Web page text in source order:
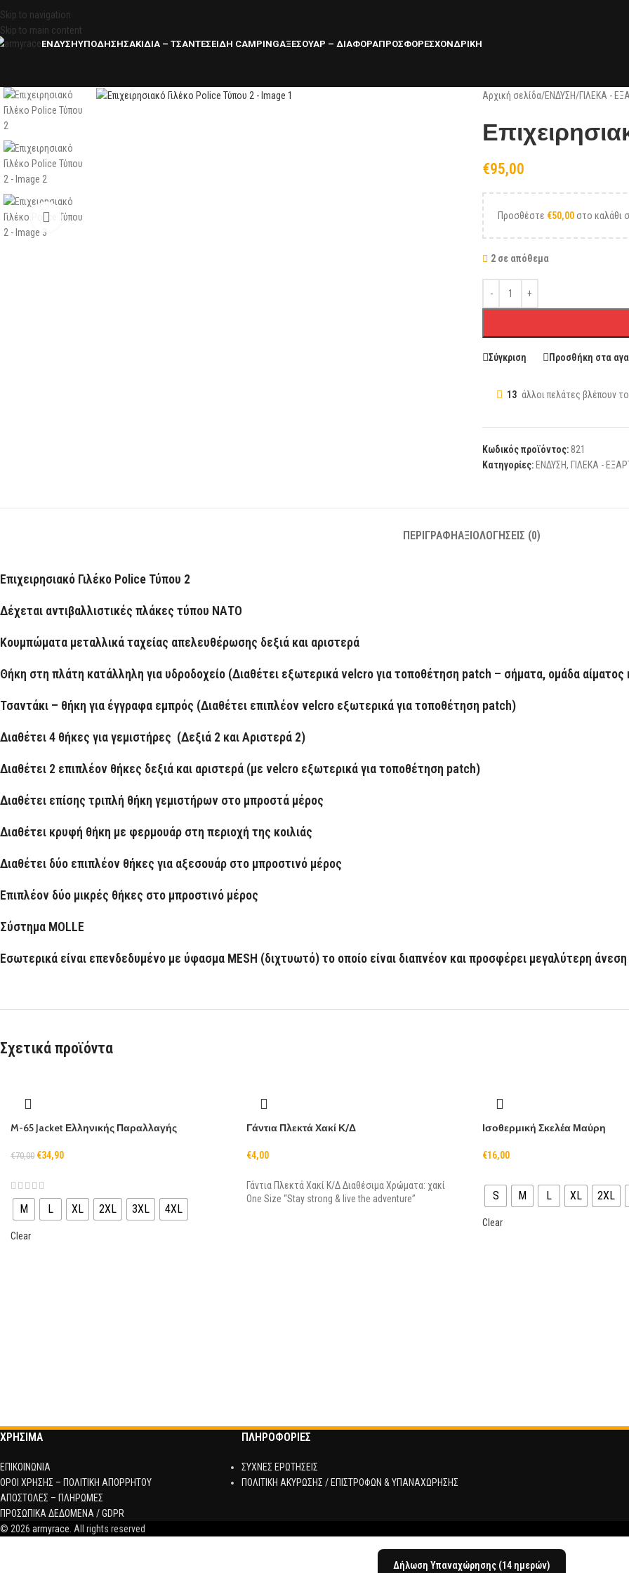
Skip to navigation
Skip to main content
ΕΝΔΥΣΗΥΠΟΔΗΣΗΣΑΚΙΔΙΑ – ΤΣΑΝΤΕΣΕΙΔΗ CAMPINGΑΞΕΣΟΥΑΡ – ΔΙΑΦΟΡΑΠΡΟΣΦΟΡΕΣΧΟΝΔΡΙΚΗ
Αρχική σελίδα/ΕΝΔΥΣΗ/ΓΙΛΕΚΑ -
€95,00
Προσθέστε €50,00 στο καλάθι
2 σε απόθεμα
Σύγκριση Προσθήκη στα
13 άλλοι πελάτες βλέπουν
Κωδικός προϊόντος: 821
Κατηγορίες: ΕΝΔΥΣΗ, ΓΙΛΕΚΑ -
ΠΕΡΙΓΡΑΦΉΑΞΙΟΛΟΓΉΣΕΙΣ (0)
Επιχειρησιακό Γιλέκο Police Τύπου 2
Δέχεται αντιβαλλιστικές πλάκες τύπου ΝΑΤΟ
Κουμπώματα μεταλλικά ταχείας απελευθέρωσης δεξιά και αριστερά
Θήκη στη πλάτη κατάλληλη για υδροδοχείο (Διαθέτει εξωτερικά velcro για τοποθέτηση patch – σήματα, ομάδα
Τσαντάκι – θήκη για έγγραφα εμπρός (Διαθέτει επιπλέον velcro εξωτερικά για τοποθέτηση patch)
Διαθέτει 4 θήκες για γεμιστήρες (Δεξιά 2 και Αριστερά 2)
Διαθέτει 2 επιπλέον θήκες δεξιά και αριστερά (με velcro εξωτερικά για τοποθέτηση patch)
Διαθέτει επίσης τριπλή θήκη γεμιστήρων στο μπροστά μέρος
Διαθέτει κρυφή θήκη με φερμουάρ στη περιοχή της κοιλιάς
Διαθέτει δύο επιπλέον θήκες για αξεσουάρ στο μπροστινό μέρος
Επιπλέον δύο μικρές θήκες στο μπροστινό μέρος
Σύστημα MOLLE
Εσωτερικά είναι επενδεδυμένο με ύφασμα MESH (διχτυωτό) το οποίο είναι διαπνέον και προσφέρει μεγαλύτερη
Σχετικά προϊόντα
M-65 Jacket Ελληνικής Παραλλαγής
€70,00 €34,90
M L XL 2XL 3XL 4XL
Clear
Γάντια Πλεκτά Χακί Κ/Δ
€4,00
Γάντια Πλεκτά Χακί Κ/Δ Διαθέσιμα Χρώματα: χακί
One Size “Stay strong & live the adventure”
Ισοθερμική Σκελέα Μαύρη
€16,00
S M L XL 2XL
Clear
ΧΡΗΣΙΜΑ
ΕΠΙΚΟΙΝΩΝΙΑ
ΟΡΟΙ ΧΡΗΣΗΣ – ΠΟΛΙΤΙΚΗ ΑΠΟΡΡΗΤΟΥ
ΑΠΟΣΤΟΛΕΣ – ΠΛΗΡΩΜΕΣ
ΠΡΟΣΩΠΙΚΑ ΔΕΔΟΜΕΝΑ / GDPR
ΠΛΗΡΟΦΟΡΙΕΣ
ΣΥΧΝΕΣ ΕΡΩΤΗΣΕΙΣ
ΠΟΛΙΤΙΚΗ ΑΚΥΡΩΣΗΣ / ΕΠΙΣΤΡΟΦΩΝ & ΥΠΑΝΑΧΩΡΗΣΗΣ
© 2026 armyrace . All rights reserved
Δήλωση Υπαναχώρησης (14 ημερών)